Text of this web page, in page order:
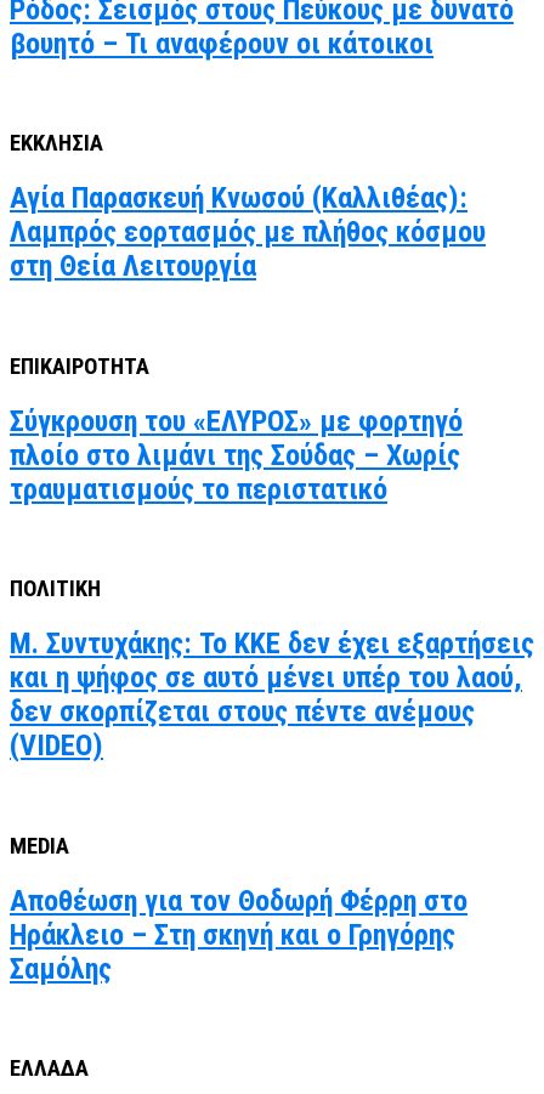
Ρόδος: Σεισμός στους Πεύκους με δυνατό
βουητό – Τι αναφέρουν οι κάτοικοι
ΕΚΚΛΗΣΙΑ
Αγία Παρασκευή Κνωσού (Καλλιθέας):
Λαμπρός εορτασμός με πλήθος κόσμου
στη Θεία Λειτουργία
ΕΠΙΚΑΙΡΟΤΗΤΑ
Σύγκρουση του «ΕΛΥΡΟΣ» με φορτηγό
πλοίο στο λιμάνι της Σούδας – Χωρίς
τραυματισμούς το περιστατικό
ΠΟΛΙΤΙΚΗ
Μ. Συντυχάκης: Το ΚΚΕ δεν έχει εξαρτήσεις
και η ψήφος σε αυτό μένει υπέρ του λαού,
δεν σκορπίζεται στους πέντε ανέμους
(VIDEO)
MEDIA
Αποθέωση για τον Θοδωρή Φέρρη στο
Ηράκλειο – Στη σκηνή και ο Γρηγόρης
Σαμόλης
ΕΛΛΑΔΑ